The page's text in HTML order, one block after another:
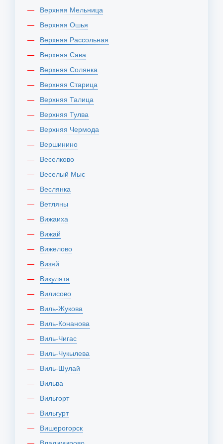
Верхняя Мельница
Верхняя Ошья
Верхняя Рассольная
Верхняя Сава
Верхняя Солянка
Верхняя Старица
Верхняя Талица
Верхняя Тулва
Верхняя Чермода
Вершинино
Веселково
Веселый Мыс
Веслянка
Ветляны
Вижаиха
Вижай
Вижелово
Визяй
Викулята
Вилисово
Виль-Жукова
Виль-Конанова
Виль-Чигас
Виль-Чукылева
Виль-Шулай
Вильва
Вильгорт
Вильгурт
Вишерогорск